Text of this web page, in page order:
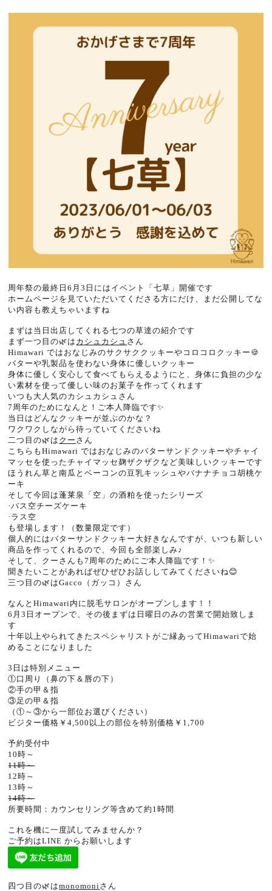
周年祭の最終日6月3日にはイベント「七草」開催です
ホームページを見ていただいてくださる方にだけ、まだ公開してな
い内容も教えちゃいますね
まずは当日出店してくれる七つの草達の紹介です
まず一つ目の🌿は カシュカシュ さん
Himawari ではおなじみのサクサククッキーやコロコロクッキー🍪
バターや乳製品を使わない身体に優しいクッキー
身体に優しく安心して食べてもらえるようにと、身体に負担の少な
い素材を使って優しい味のお菓子を作ってくれます
いつも大人気のカシュカシュさん
7周年のためになんと！ご本人降臨です✨
当日はどんなクッキーが並ぶのかな？
ワクワクしながら待っていてくださいね
二つ目の🌿は クー さん
こちらもHimawari ではおなじみのバターサンドクッキーやチャイ
マッセを使ったチャイマッセ麹ザクザクなど美味しいクッキーです
ほうれん草と南瓜とベーコンの豆乳キッシュやバナナチョコ胡桃ケ
ーキ
そして今回は蓬莱泉「空」の酒粕を使ったシリーズ
·バス空チーズケーキ
·ラス空
も登場します！（数量限定です）
個人的にはバターサンドクッキー大好きなんですが、いつも新しい
商品を作ってくれるので、今回も全部楽しみ♪
そして、クーさんも7周年のためにご本人降臨です！✨
聞きたいことがあればぜひぜひお話ししてみてくださいね😊
三つ目の🌿はGacco（ガッコ）さん
なんとHimawari内に脱毛サロンがオープンします！！
6月3日オープンで、その後まずは日曜日のみの営業で開始致しま
す
十年以上やられてきたスペシャリストがご縁あってHimawariで始
めることになりました
3日は特別メニュー
①口周り（鼻の下＆唇の下）
②手の甲＆指
③足の甲＆指
（①～③から一部位お選びください）
ビジター価格￥4,500以上の部位を特別価格￥1,700
予約受付中
10時～
11時～
12時～
13時～
14時～
所要時間：カウンセリング等含めて約1時間
これを機に一度試してみませんか？
ご予約はLINE からお願いします
四つ目の🌿はmonomoni さん